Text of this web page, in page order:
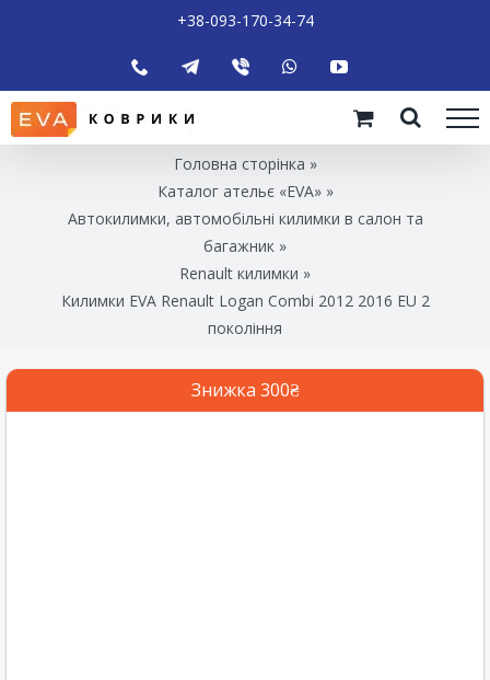
+38-093-170-34-74
Головна сторінка »
Каталог ательє «EVA»»
Автокилимки, автомобільні килимки в салон та
багажник »
Renault килимки »
Килимки EVA Renault Logan Combi 2012 2016 EU 2
покоління
Знижка 300₴